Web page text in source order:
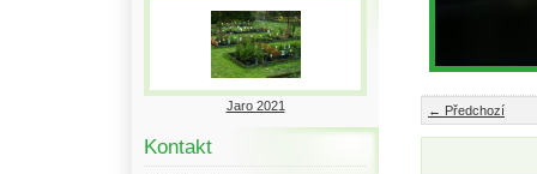
Jaro 2021
Kontakt
← Předchozí